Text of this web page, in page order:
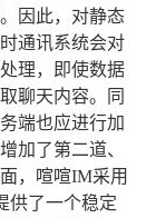
因此，对静态
通讯系统会对
理，即使数据
聊天内容。同
端也应进行加
加了第二道、
，喧喧IM采用
供了一个稳定